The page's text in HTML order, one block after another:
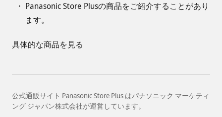
Panasonic Store Plusの商品をご紹介することがあり
ます。
具体的な商品を見る
公式通販サイト Panasonic Store Plus はパナソニック マーケティ
ング ジャパン株式会社が運営しています。